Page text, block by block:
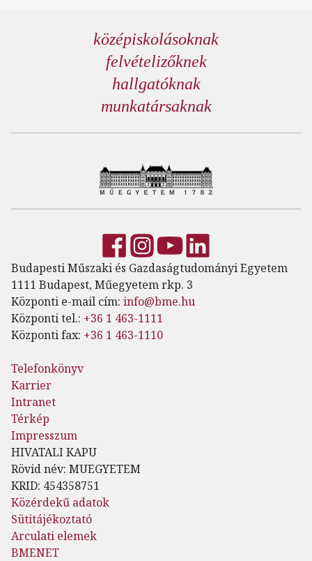
középiskolásoknak
felvételizőknek
hallgatóknak
munkatársaknak
Budapesti Műszaki és Gazdaságtudományi Egyetem
1111 Budapest, Műegyetem rkp. 3
Központi e-mail cím: info@bme.hu
Központi tel.: +36 1 463-1111
Központi fax: +36 1 463-1110
Telefonkönyv
Karrier
Intranet
Térkép
Impresszum
HIVATALI KAPU
Rövid név: MUEGYETEM
KRID: 454358751
Közérdekű adatok
Sütitájékoztató
Arculati elemek
BMENET